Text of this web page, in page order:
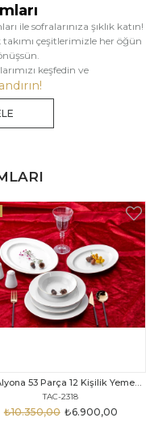
ile sofralarınıza şıklık katın!
takımı çeşitlerimizle her öğün
keşfedin ve
Taç Eliza Alyona 53 Parça 12 Kişilik Yemek Takımı Platin
TAC-2316
₺9.499,00
₺12.669,00